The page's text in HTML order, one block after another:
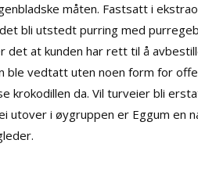
måten. Fastsatt i
bli utstedt purring med
at kunden har rett til å
ble vedtatt uten noen form for
krokodillen da. Vil turveier bli
i øygruppen er Eggum en